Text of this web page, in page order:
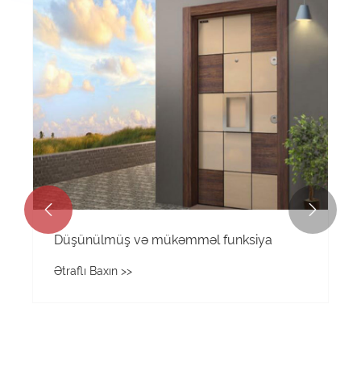
Düşünülmüş və mükəmməl funksiya
Ətraflı Baxın >>
 